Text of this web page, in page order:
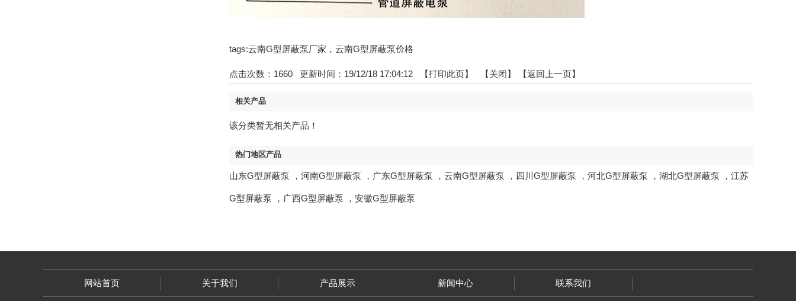
tags:云南G型屏蔽泵厂家，云南G型屏蔽泵价格
点击次数： 1660 更新时间：19/12/18 17:04:12 【打印此页】 【关闭】 【返回上一页】
相关产品
该分类暂无相关产品！
热门地区产品
山东G型屏蔽泵 ， 河南G型屏蔽泵 ， 广东G型屏蔽泵 ， 云南G型屏蔽泵 ， 四川G型屏蔽泵 ， 河北G型屏蔽泵 ， 湖北G型屏蔽泵 ， 江苏
G型屏蔽泵 ， 广西G型屏蔽泵 ， 安徽G型屏蔽泵
网站首页 关于我们 产品展示 新闻中心 联系我们